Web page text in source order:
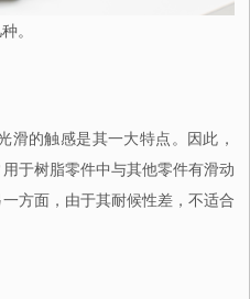
。
滑的触感是其一大特点。因此，
于树脂零件中与其他零件有滑动
方面，由于其耐候性差，不适合